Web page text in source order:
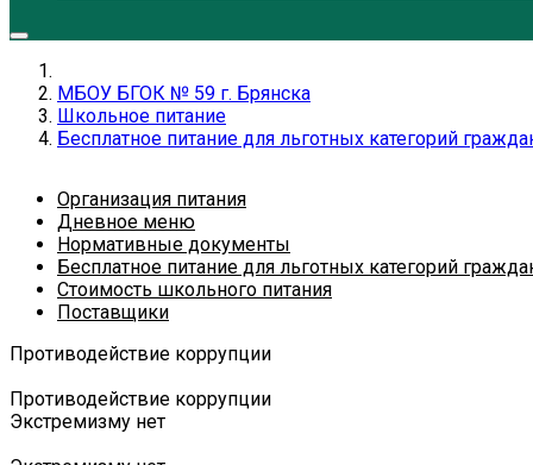
МБОУ БГОК № 59 г. Брянска
Школьное питание
Бесплатное питание для льготных категорий
Организация питания
Дневное меню
Нормативные документы
Бесплатное питание для льготных категорий
Стоимость школьного питания
Поставщики
Противодействие коррупции
Противодействие коррупции
Экстремизму нет